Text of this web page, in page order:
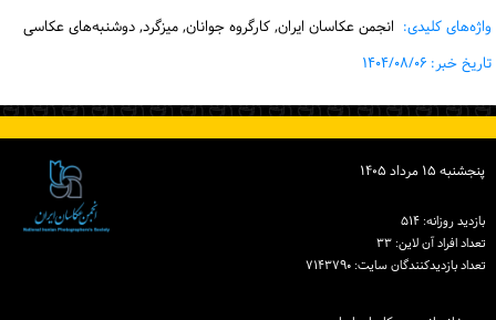
واژه‌های کلیدی: انجمن عکاسان ایران, کارگروه جوانان, میزگرد, دوشنبه‌های عکاسی
تاریخ خبر: ۱۴۰۴/۰۸/۰۶
پنجشنبه ۱۵ مرداد ۱۴۰۵
بازدید روزانه: ۵۱۴
تعداد افراد آن لاین: ۳۳
تعداد بازدیدكنندگان سایت: ۷۱۴۳۷۹۰